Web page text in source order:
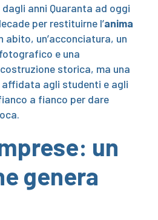
anni Quaranta ad oggi
per restituirne l’anima
abito, un’acconciatura, un
e una
storica, ma una
agli studenti e agli
a fianco per dare
un
genera